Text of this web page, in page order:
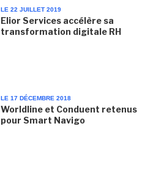
LE 22 JUILLET 2019
Elior Services accélère sa
transformation digitale RH
LE 17 DÉCEMBRE 2018
Worldline et Conduent retenus
pour Smart Navigo